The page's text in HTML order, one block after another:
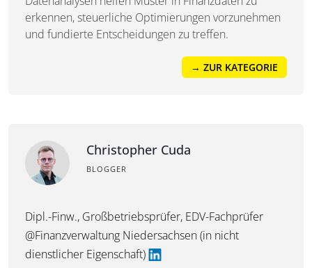
erkennen, steuerliche Optimierungen vorzunehmen
und fundierte Entscheidungen zu treffen.
→ ZUR KATEGORIE
Christopher Cuda
BLOGGER
Dipl.-Finw., Großbetriebsprüfer, EDV-Fachprüfer
@Finanzverwaltung Niedersachsen (in nicht
dienstlicher Eigenschaft)